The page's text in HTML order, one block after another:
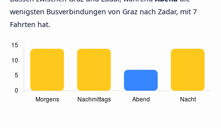
wenigsten Busverbindungen von Graz nach Zadar, mit 7
Fahrten hat.